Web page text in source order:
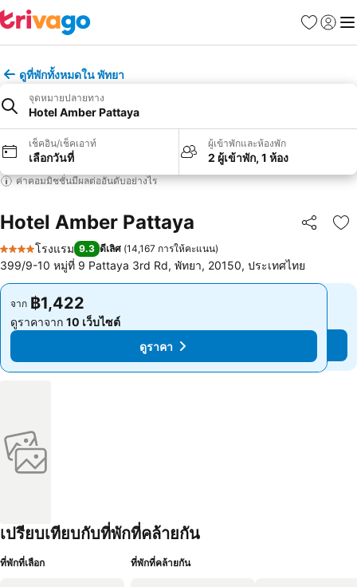
รายการโป
เข้าสู่ร
เมนู
ดูที่พักทั้งหมดใน พัทยา
จุดหมายปลายทาง
Hotel Amber Pattaya
เช็คอิน/เช็คเอาท์
เลือกวันที่
ผู้เข้าพักและห้องพัก
2 ผู้เข้าพัก, 1 ห้อง
ค่าคอมมิชชั่นมีผลต่ออันดับอย่างไร
Hotel Amber Pattaya แชร์
เ
4 ดาว
โรงแรม 9.3 ดีเลิศ (14,167 การให้คะแนน)
399/9-10 หมู่ที่ 9 Pattaya 3rd Rd, พัทยา, 20150, ประเทศไทย
จาก ฿1,422
ดูราคาจาก 10 เว็บไซต์
ดูราคา
จาก ฿1,422
ดูราคาจาก 10 เว็บไซต์
ดูราคา
เปรียบเทียบกับที่พักที่คล้ายกัน
ที่พักที่เลือก ที่พักที่คล้ายกัน